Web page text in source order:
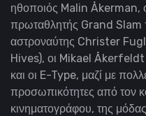
ηθοποιός Malin Åkerman,
πρωταθλητής Grand Slam
αστροναύτης Christer
Hives), οι Mikael
και οι E-Type, μαζί με
προσωπικότητες από τον
κινηματογράφου, της